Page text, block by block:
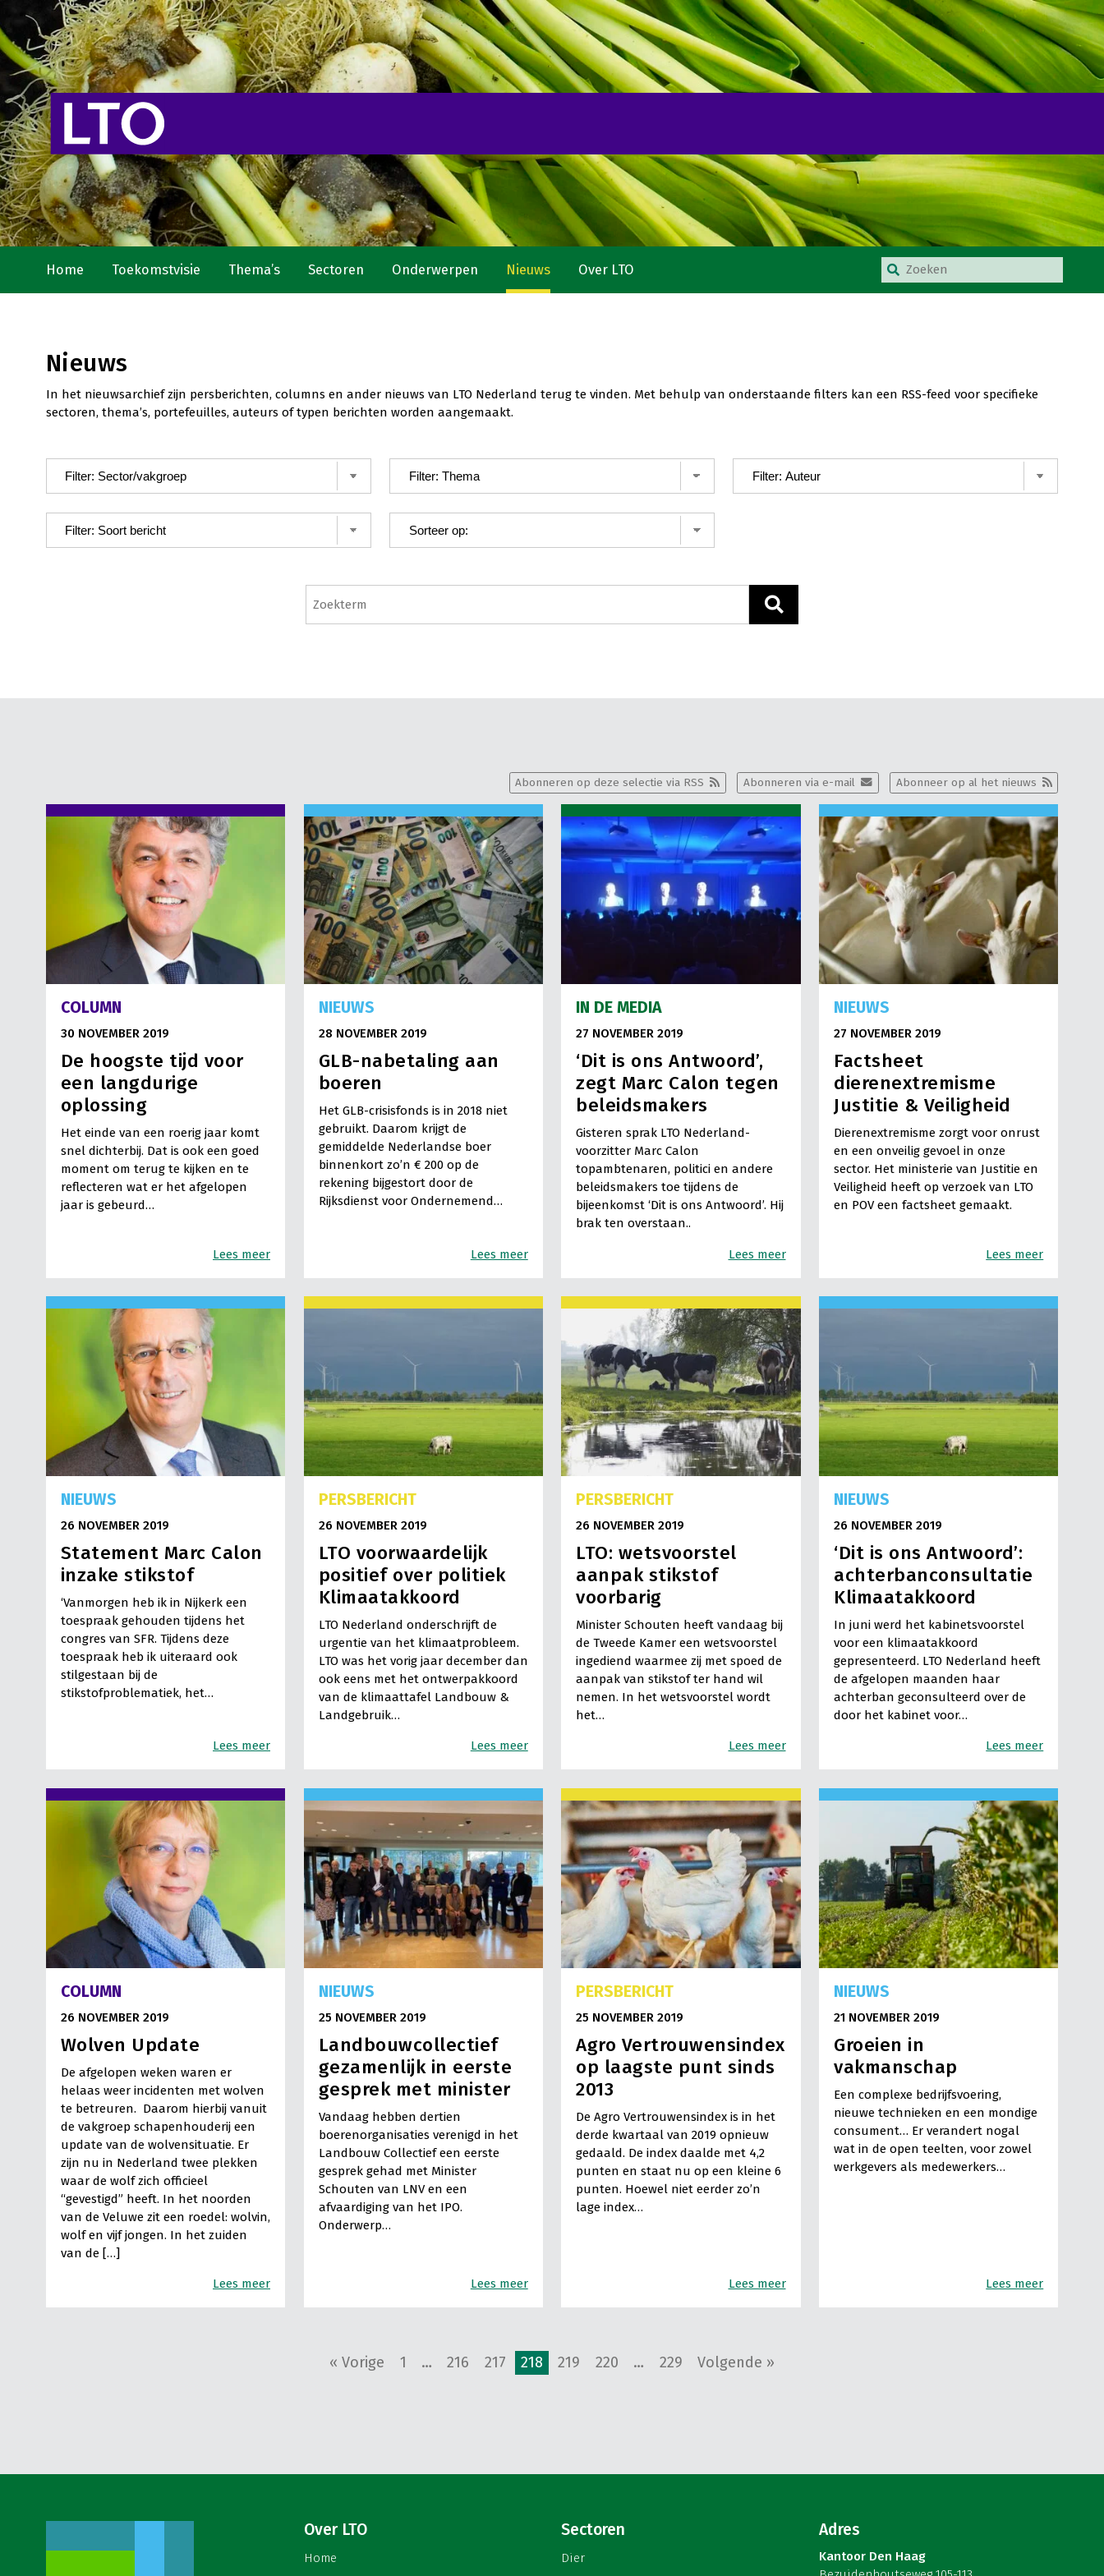
Home Toekomstvisie Thema’s Sectoren Onderwerpen Nieuws Over LTO
Nieuws
In het nieuwsarchief zijn persberichten, columns en ander nieuws van LTO Nederland terug te vinden. Met behulp van onderstaande filters kan een RSS-feed voor specifieke
sectoren, thema’s, portefeuilles, auteurs of typen berichten worden aangemaakt.
Abonneer op al het nieuws
Abonneren via e-mail
Abonneren op deze selectie via RSS
COLUMN
30 NOVEMBER 2019
De hoogste tijd voor
een langdurige
oplossing
Het einde van een roerig jaar komt
snel dichterbij. Dat is ook een goed
moment om terug te kijken en te
reflecteren wat er het afgelopen
jaar is gebeurd…
Lees meer
NIEUWS
28 NOVEMBER 2019
GLB-nabetaling aan
boeren
Het GLB-crisisfonds is in 2018 niet
gebruikt. Daarom krijgt de
gemiddelde Nederlandse boer
binnenkort zo’n € 200 op de
rekening bijgestort door de
Rijksdienst voor Ondernemend…
Lees meer
IN DE MEDIA
27 NOVEMBER 2019
‘Dit is ons Antwoord’,
zegt Marc Calon tegen
beleidsmakers
Gisteren sprak LTO Nederland-
voorzitter Marc Calon
topambtenaren, politici en andere
beleidsmakers toe tijdens de
bijeenkomst ‘Dit is ons Antwoord’. Hij
brak ten overstaan..
Lees meer
NIEUWS
27 NOVEMBER 2019
Factsheet
dierenextremisme
Justitie & Veiligheid
Dierenextremisme zorgt voor onrust
en een onveilig gevoel in onze
sector. Het ministerie van Justitie en
Veiligheid heeft op verzoek van LTO
en POV een factsheet gemaakt.
Lees meer
NIEUWS
26 NOVEMBER 2019
Statement Marc Calon
inzake stikstof
‘Vanmorgen heb ik in Nijkerk een
toespraak gehouden tijdens het
congres van SFR. Tijdens deze
toespraak heb ik uiteraard ook
stilgestaan bij de
stikstofproblematiek, het…
Lees meer
PERSBERICHT
26 NOVEMBER 2019
LTO voorwaardelijk
positief over politiek
Klimaatakkoord
LTO Nederland onderschrijft de
urgentie van het klimaatprobleem.
LTO was het vorig jaar december dan
ook eens met het ontwerpakkoord
van de klimaattafel Landbouw &
Landgebruik…
Lees meer
PERSBERICHT
26 NOVEMBER 2019
LTO: wetsvoorstel
aanpak stikstof
voorbarig
Minister Schouten heeft vandaag bij
de Tweede Kamer een wetsvoorstel
ingediend waarmee zij met spoed de
aanpak van stikstof ter hand wil
nemen. In het wetsvoorstel wordt
het…
Lees meer
NIEUWS
26 NOVEMBER 2019
‘Dit is ons Antwoord’:
achterbanconsultatie
Klimaatakkoord
In juni werd het kabinetsvoorstel
voor een klimaatakkoord
gepresenteerd. LTO Nederland heeft
de afgelopen maanden haar
achterban geconsulteerd over de
door het kabinet voor…
Lees meer
COLUMN
26 NOVEMBER 2019
Wolven Update
De afgelopen weken waren er
helaas weer incidenten met wolven
te betreuren. Daarom hierbij vanuit
de vakgroep schapenhouderij een
update van de wolvensituatie. Er
zijn nu in Nederland twee plekken
waar de wolf zich officieel
“gevestigd” heeft. In het noorden
van de Veluwe zit een roedel: wolvin,
wolf en vijf jongen. In het zuiden
van de […]
Lees meer
NIEUWS
25 NOVEMBER 2019
Landbouwcollectief
gezamenlijk in eerste
gesprek met minister
Vandaag hebben dertien
boerenorganisaties verenigd in het
Landbouw Collectief een eerste
gesprek gehad met Minister
Schouten van LNV en een
afvaardiging van het IPO.
Onderwerp…
Lees meer
PERSBERICHT
25 NOVEMBER 2019
Agro Vertrouwensindex
op laagste punt sinds
2013
De Agro Vertrouwensindex is in het
derde kwartaal van 2019 opnieuw
gedaald. De index daalde met 4,2
punten en staat nu op een kleine 6
punten. Hoewel niet eerder zo’n
lage index…
Lees meer
NIEUWS
21 NOVEMBER 2019
Groeien in
vakmanschap
Een complexe bedrijfsvoering,
nieuwe technieken en een mondige
consument… Er verandert nogal
wat in de open teelten, voor zowel
werkgevers als medewerkers…
Lees meer
« Vorige 1 … 216 217 218 219 220 … 229 Volgende »
Over LTO
Home
Sectoren
Dier
Adres
Kantoor Den Haag